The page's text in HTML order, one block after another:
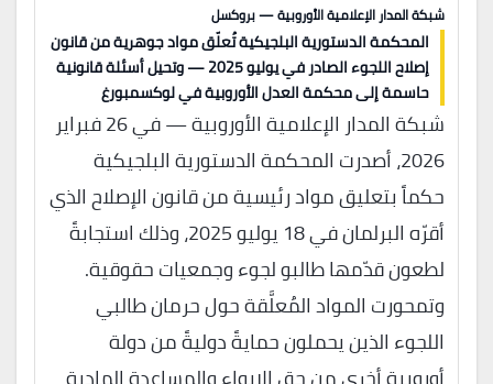
شبكة المدار الإعلامية الأوروبية — بروكسل
المحكمة الدستورية البلجيكية تُعلّق مواد جوهرية من قانون
إصلاح اللجوء الصادر في يوليو 2025 — وتحيل أسئلة قانونية
حاسمة إلى محكمة العدل الأوروبية في لوكسمبورغ
شبكة المدار الإعلامية الأوروبية — في 26 فبراير
2026، أصدرت المحكمة الدستورية البلجيكية
حكماً بتعليق مواد رئيسية من قانون الإصلاح الذي
أقرّه البرلمان في 18 يوليو 2025، وذلك استجابةً
لطعون قدّمها طالبو لجوء وجمعيات حقوقية.
وتمحورت المواد المُعلَّقة حول حرمان طالبي
اللجوء الذين يحملون حمايةً دوليةً من دولة